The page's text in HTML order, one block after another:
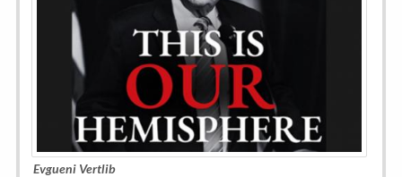
Evgueni Vertlib